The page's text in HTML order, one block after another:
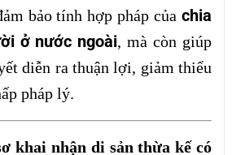
bảo tính hợp pháp củachia
ở nước ngoài, mà còn giúp
diễn ra thuận lợi, giảm thiểu
pháp lý.
khai nhận di sản thừa kế có